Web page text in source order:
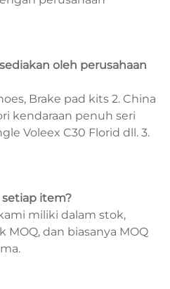
oleh perusahaan
Brake pad kits 2. China
kendaraan penuh seri
Voleex C30 Florid dll. 3.
setiap item?
miliki dalam stok,
dan biasanya MOQ